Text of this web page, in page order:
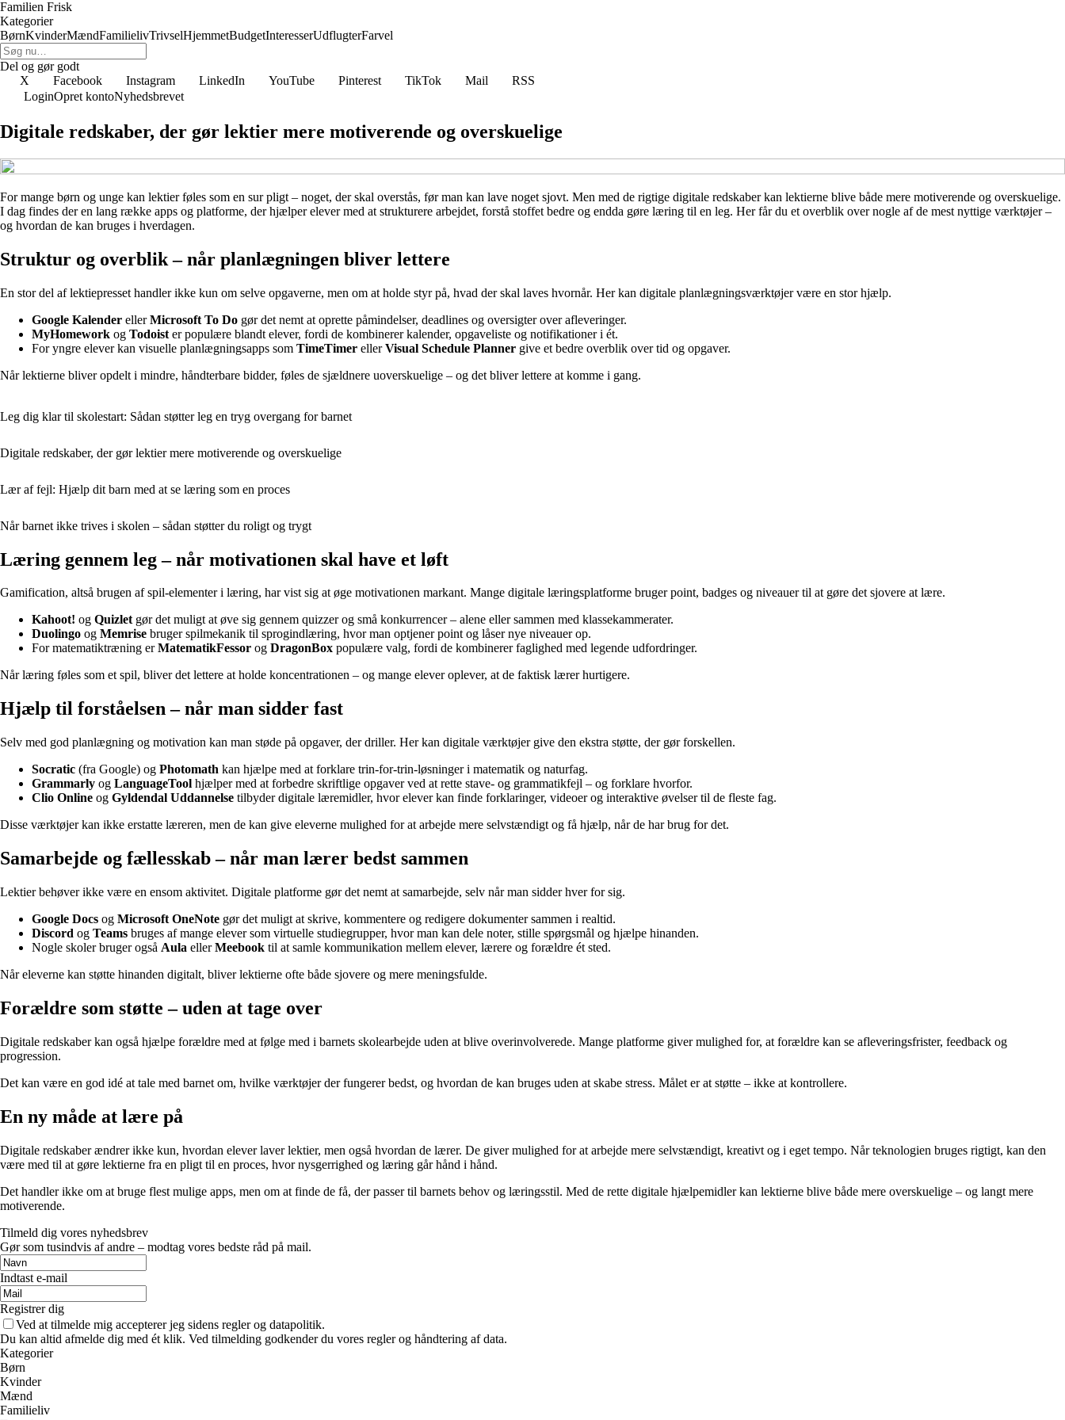
Familien Frisk
Kategorier
BørnKvinderMændFamilielivTrivselHjemmetBudgetInteresserUdflugterFarvel
Del og gør godt
X
Facebook Instagram LinkedIn YouTube Pinterest TikTok Mail
RSS
LoginOpret kontoNyhedsbrevet
Digitale redskaber, der gør lektier mere motiverende og overskuelige
For mange børn og unge kan lektier føles som en sur pligt – noget, der skal overstås, før man kan lave noget sjovt. Men med de rigtige digitale redskaber kan lektierne blive både mere motiverende og overskuelige.
I dag findes der en lang række apps og platforme, der hjælper elever med at strukturere arbejdet, forstå stoffet bedre og endda gøre læring til en leg. Her får du et overblik over nogle af de mest nyttige værktøjer –
og hvordan de kan bruges i hverdagen.
Struktur og overblik – når planlægningen bliver lettere
En stor del af lektiepresset handler ikke kun om selve opgaverne, men om at holde styr på, hvad der skal laves hvornår. Her kan digitale planlægningsværktøjer være en stor hjælp.
Google Kalender ellerMicrosoft To Do gør det nemt at oprette påmindelser, deadlines og oversigter over afleveringer.
MyHomework og Todoist er populære blandt elever, fordi de kombinerer kalender, opgaveliste og notifikationer i ét.
For yngre elever kan visuelle planlægningsapps som TimeTimer ellerVisual Schedule Planner give et bedre overblik over tid og opgaver.
Når lektierne bliver opdelt i mindre, håndterbare bidder, føles de sjældnere uoverskuelige – og det bliver lettere at komme i gang.
Leg dig klar til skolestart: Sådan støtter leg en tryg overgang for barnet
Digitale redskaber, der gør lektier mere motiverende og overskuelige
Lær af fejl: Hjælp dit barn med at se læring som en proces
Når barnet ikke trives i skolen – sådan støtter du roligt og trygt
Læring gennem leg – når motivationen skal have et løft
Gamification, altså brugen af spil-elementer i læring, har vist sig at øge motivationen markant. Mange digitale læringsplatforme bruger point, badges og niveauer til at gøre det sjovere at lære.
Kahoot! og Quizletgør det muligt at øve sig gennem quizzer og små konkurrencer – alene eller sammen med klassekammerater.
Duolingo og Memrise bruger spilmekanik til sprogindlæring, hvor man optjener point og låser nye niveauer op.
For matematiktræning erMatematikFessor og DragonBox populære valg, fordi de kombinerer faglighed med legende udfordringer.
Når læring føles som et spil, bliver det lettere at holde koncentrationen – og mange elever oplever, at de faktisk lærer hurtigere.
Hjælp til forståelsen – når man sidder fast
Selv med god planlægning og motivation kan man støde på opgaver, der driller. Her kan digitale værktøjer give den ekstra støtte, der gør forskellen.
Socratic (fra Google) og Photomath kan hjælpe med at forklare trin-for-trin-løsninger i matematik og naturfag.
Grammarly og LanguageTool hjælper med at forbedre skriftlige opgaver ved at rette stave- og grammatikfejl – og forklare hvorfor.
Clio Online og Gyldendal Uddannelse tilbyder digitale læremidler, hvor elever kan finde forklaringer, videoer og interaktive øvelser til de fleste fag.
Disse værktøjer kan ikke erstatte læreren, men de kan give eleverne mulighed for at arbejde mere selvstændigt og få hjælp, når de har brug for det.
Samarbejde og fællesskab – når man lærer bedst sammen
Lektier behøver ikke være en ensom aktivitet. Digitale platforme gør det nemt at samarbejde, selv når man sidder hver for sig.
Google Docs og Microsoft OneNote gør det muligt at skrive, kommentere og redigere dokumenter sammen i realtid.
Discord og Teams bruges af mange elever som virtuelle studiegrupper, hvor man kan dele noter, stille spørgsmål og hjælpe hinanden.
Nogle skoler bruger også Aula ellerMeebook til at samle kommunikation mellem elever, lærere og forældre ét sted.
Når eleverne kan støtte hinanden digitalt, bliver lektierne ofte både sjovere og mere meningsfulde.
Forældre som støtte – uden at tage over
Digitale redskaber kan også hjælpe forældre med at følge med i barnets skolearbejde uden at blive overinvolverede. Mange platforme giver mulighed for, at forældre kan se afleveringsfrister, feedback og
progression.
Det kan være en god idé at tale med barnet om, hvilke værktøjer der fungerer bedst, og hvordan de kan bruges uden at skabe stress. Målet er at støtte – ikke at kontrollere.
En ny måde at lære på
Digitale redskaber ændrer ikke kun, hvordan elever laver lektier, men også hvordan de lærer. De giver mulighed for at arbejde mere selvstændigt, kreativt og i eget tempo. Når teknologien bruges rigtigt, kan den
være med til at gøre lektierne fra en pligt til en proces, hvor nysgerrighed og læring går hånd i hånd.
Det handler ikke om at bruge flest mulige apps, men om at finde de få, der passer til barnets behov og læringsstil. Med de rette digitale hjælpemidler kan lektierne blive både mere overskuelige – og langt mere
motiverende.
Tilmeld dig vores nyhedsbrev
Gør som tusindvis af andre – modtag vores bedste råd på mail.
Indtast e-mail
Registrer dig
Ved at tilmelde mig accepterer jeg sidens regler og datapolitik.
Du kan altid afmelde dig med ét klik. Ved tilmelding godkender du vores regler og håndtering af data.
Kategorier
Børn
Kvinder
Mænd
Familieliv